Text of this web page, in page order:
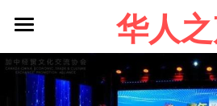
华人
About me
Blog